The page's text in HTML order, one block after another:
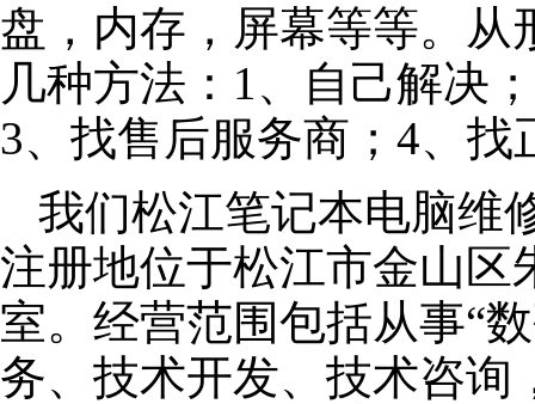
盘，内存，屏幕等等。从
几种方法：1、自己解决
3、找售后服务商；4、找
我们松江笔记本电脑维
注册地位于松江市金山区
室。经营范围包括从事“
务、技术开发、技术咨询